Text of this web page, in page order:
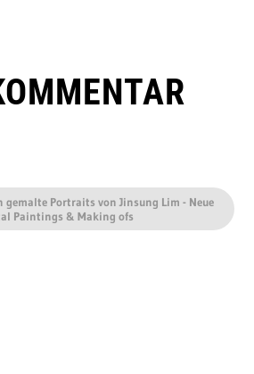
gemalte Portraits von Jinsung Lim - Neue
Paintings & Making ofs